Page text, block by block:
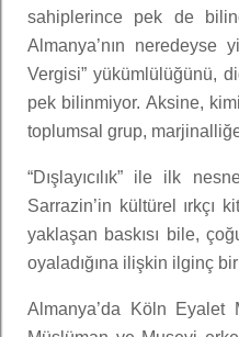
sahiplerince pek de
Almanya’nın neredeyse
Vergisi” yükümlülüğünü,
pek bilinmiyor. Aksine, kimi
toplumsal grup,
“Dışlayıcılık” ile ilk
Sarrazin’in kültürel ırkçı
yaklaşan baskısı bile,
oyaladığına ilişkin ilginç
Almanya’da Köln Eyalet